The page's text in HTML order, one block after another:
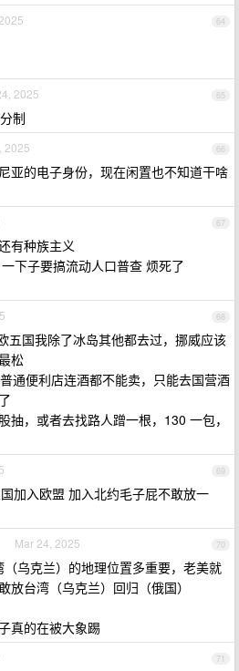
64
65
2025
制
66
2025
亚的电子身份，现在闲置也不知道干啥
67
有种族主义
下子要搞流动人口普查 烦死了
68
五国我除了冰岛其他都去过，挪威应该
松
通便利店连酒都不能卖，只能去国营酒
抽，或者去找路人蹭一根，130 一包，
69
加入欧盟 加入北约毛子屁不敢放一
70
Mar 24, 2025
乌克兰）的地理位置多重要，老美就
放台湾（乌克兰）回归（俄国）
真的在被大象踢
71